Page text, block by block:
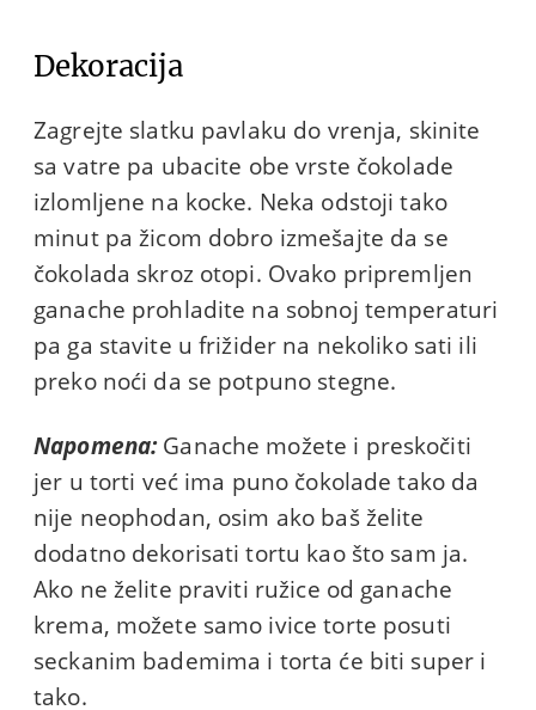
Dekoracija
Zagrejte slatku pavlaku do vrenja, skinite
sa vatre pa ubacite obe vrste čokolade
izlomljene na kocke. Neka odstoji tako
minut pa žicom dobro izmešajte da se
čokolada skroz otopi. Ovako pripremljen
ganache prohladite na sobnoj temperaturi
pa ga stavite u frižider na nekoliko sati ili
preko noći da se potpuno stegne.
Napomena:Ganache možete i preskočiti
jer u torti već ima puno čokolade tako da
nije neophodan, osim ako baš želite
dodatno dekorisati tortu kao što sam ja.
Ako ne želite praviti ružice od ganache
krema, možete samo ivice torte posuti
seckanim bademima i torta će biti super i
tako.